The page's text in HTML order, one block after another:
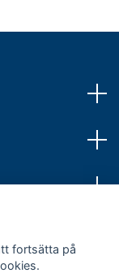
fortsätta på